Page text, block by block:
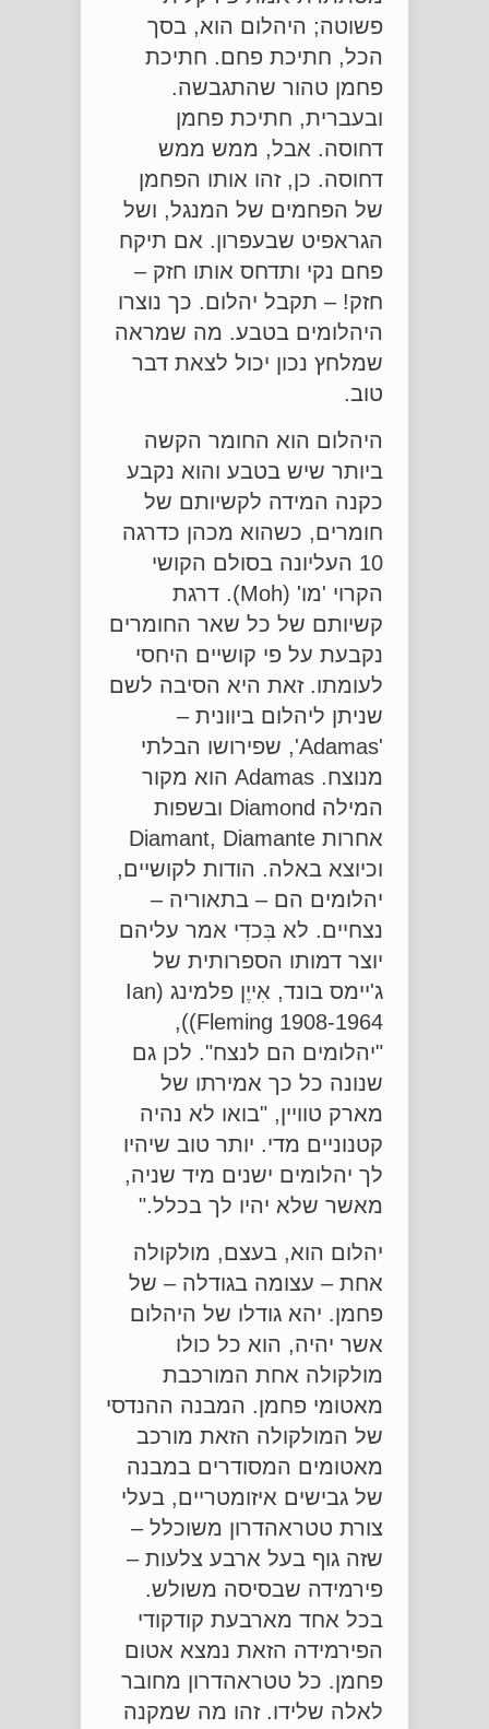
פשוטה; היהלום הוא, בסך
הכל, חתיכת פחם. חתיכת
פחמן טהור שהתגבשה.
ובעברית, חתיכת פחמן
דחוסה. אבל, ממש ממש
דחוסה. כן, זהו אותו הפחמן
של הפחמים של המנגל, ושל
הגראפיט שבעפרון. אם תיקח
פחם נקי ותדחס אותו חזק –
חזק! – תקבל יהלום. כך נוצרו
היהלומים בטבע. מה שמראה
שמלחץ נכון יכול לצאת דבר
טוב.
היהלום הוא החומר הקשה
ביותר שיש בטבע והוא נקבע
כקנה המידה לקשיותם של
חומרים, כשהוא מכהן כדרגה
10 העליונה בסולם הקושי
הקרוי 'מו' (Moh). דרגת
קשיותם של כל שאר החומרים
נקבעת על פי קושיים היחסי
לעומתו. זאת היא הסיבה לשם
שניתן ליהלום ביוונית –
'Adamas', שפירושו הבלתי
מנוצח. Adamas הוא מקור
המילה Diamond ובשפות
אחרות Diamant, Diamante
וכיוצא באלה. הודות לקושיים,
יהלומים הם – בתאוריה –
נצחיים. לא בִּכדִי אמר עליהם
יוצר דמותו הספרותית של
ג'יימס בונד, אִייֶן פלמינג (Ian
Fleming 1908-1964)),
"יהלומים הם לנצח". לכן גם
שנונה כל כך אמירתו של
מארק טוויין, "בואו לא נהיה
קטנוניים מדי. יותר טוב שיהיו
לך יהלומים ישנים מיד שניה,
מאשר שלא יהיו לך בכלל."
יהלום הוא, בעצם, מולקולה
אחת – עצומה בגודלה – של
פחמן. יהא גודלו של היהלום
אשר יהיה, הוא כל כולו
מולקולה אחת המורכבת
מאטומי פחמן. המבנה ההנדסי
של המולקולה הזאת מורכב
מאטומים המסודרים במבנה
של גבישים איזומטריים, בעלי
צורת טטראהדרון משוכלל –
שזה גוף בעל ארבע צלעות –
פירמידה שבסיסה משולש.
בכל אחד מארבעת קודקודי
הפירמידה הזאת נמצא אטום
פחמן. כל טטראהדרון מחובר
לאלה שלידו. זהו מה שמקנה